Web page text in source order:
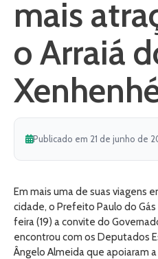
mais
o Arraiá
Publicado em 21 de junho de
Em mais uma de suas viagens
cidade, o Prefeito Paulo do
feira (19) a convite do
encontrou com os Deputados
Ângelo Almeida que apoiaram